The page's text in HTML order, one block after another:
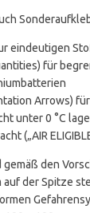
eindeutigen
für
Arrows)
unter 0 °C
(„AIR
den
auf der Spitze